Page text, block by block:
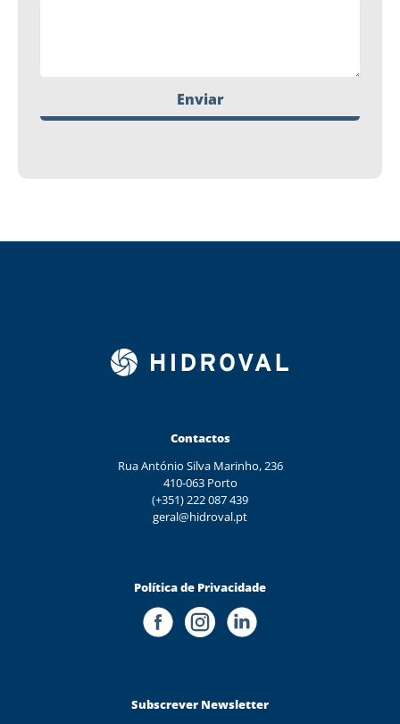
Enviar
Contactos
Rua António Silva Marinho, 236
410-063 Porto
(+351) 222 087 439
geral@hidroval.pt
Política de Privacidade
Subscrever Newsletter